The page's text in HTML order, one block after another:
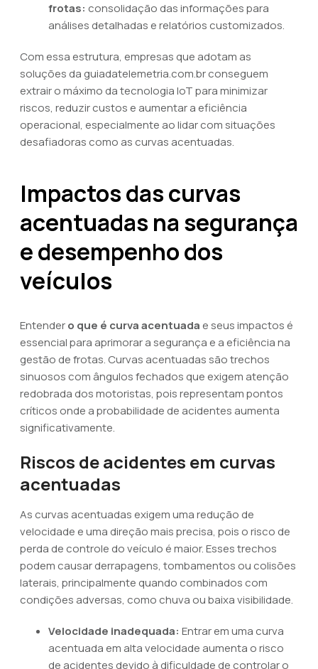
frotas: consolidação das informações para
análises detalhadas e relatórios customizados.
Com essa estrutura, empresas que adotam as
soluções da guiadatelemetria.com.br conseguem
extrair o máximo da tecnologia IoT para minimizar
riscos, reduzir custos e aumentar a eficiência
operacional, especialmente ao lidar com situações
desafiadoras como as curvas acentuadas.
Impactos das curvas
acentuadas na segurança
e desempenho dos
veículos
Entendero que é curva acentuada e seus impactos é
essencial para aprimorar a segurança e a eficiência na
gestão de frotas. Curvas acentuadas são trechos
sinuosos com ângulos fechados que exigem atenção
redobrada dos motoristas, pois representam pontos
críticos onde a probabilidade de acidentes aumenta
significativamente.
Riscos de acidentes em curvas
acentuadas
As curvas acentuadas exigem uma redução de
velocidade e uma direção mais precisa, pois o risco de
perda de controle do veículo é maior. Esses trechos
podem causar derrapagens, tombamentos ou colisões
laterais, principalmente quando combinados com
condições adversas, como chuva ou baixa visibilidade.
Velocidade inadequada: Entrar em uma curva
acentuada em alta velocidade aumenta o risco
de acidentes devido à dificuldade de controlar o